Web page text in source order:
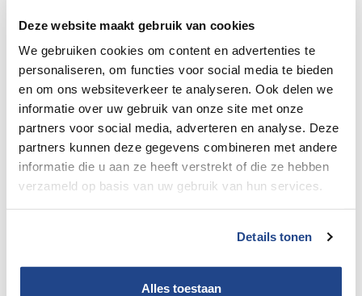
Deze website maakt gebruik van cookies
We gebruiken cookies om content en advertenties te
personaliseren, om functies voor social media te bieden
en om ons websiteverkeer te analyseren. Ook delen we
informatie over uw gebruik van onze site met onze
partners voor social media, adverteren en analyse. Deze
partners kunnen deze gegevens combineren met andere
informatie die u aan ze heeft verstrekt of die ze hebben
verzameld op basis van uw gebruik van hun services.
Details tonen
Alles toestaan